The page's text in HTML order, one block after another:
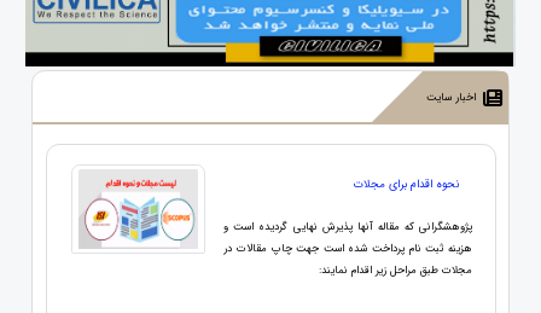
اخبار سایت
نحوه اقدام برای مجلات
پژوهشگرانی که مقاله آنها پذیرش نهایی گردیده است و
هزینه ثبت نام پرداخت شده است جهت چاپ مقالات در
مجلات طبق مراحل زیر اقدام نمایند: